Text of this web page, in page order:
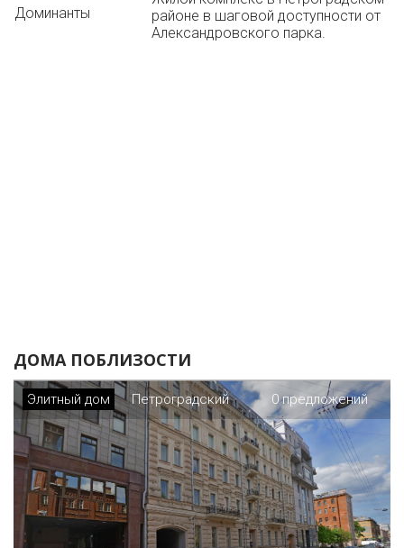
Доминанты
районе в шаговой доступности от
Александровского парка.
ДОМА ПОБЛИЗОСТИ
Элитный дом Петроградский 0 предложений